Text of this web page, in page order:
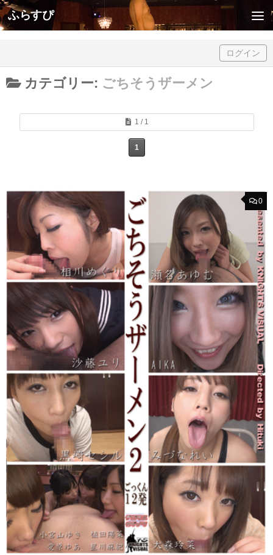
Skip to content
ふらすぴ
ログイン
カテゴリー: ごちそうザーメン
1 / 1
1
0